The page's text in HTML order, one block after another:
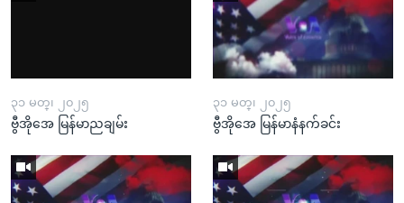
၃၁ မတ္၊ ၂၀၂၅
ဗွီအိုအေ မြန်မာညချမ်း
၃၁ မတ္၊ ၂၀၂၅
ဗွီအိုအေ မြန်မာနံနက်ခင်း